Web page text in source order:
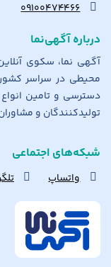
۰۹۱۰۰۴۷۴۴۶۶
درباره آگهی‌نما
آگهی نما، سکوی
محیطی در سراسر
دسترسی و تامین انواع
تولیدکنندگان و
شبکه‌های اجتماعی
واتساپ